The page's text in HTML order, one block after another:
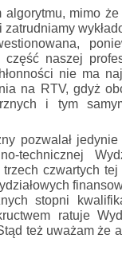
mimo
naszej
nie ma
na RTV, gdyż
i tym
pozwalał
technicznej
czwartych
stopni
ratuje
też uważam że